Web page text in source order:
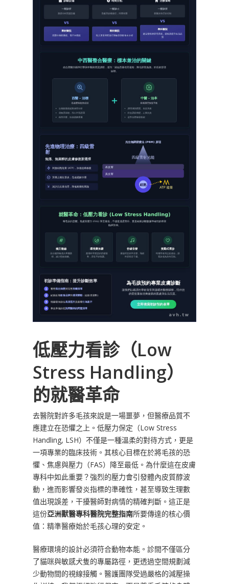
低壓力看診（Low
Stress Handling）
的就醫革命
去醫院對許多毛孩來說是一場噩夢，但醫療品質不
應建立在恐懼之上。低壓力保定（Low Stress
Handling, LSH）不僅是一種溫柔的對待方式，更是
一項專業的臨床技術。其核心目標在於將毛孩的恐
懼、焦慮與壓力（FAS）降至最低。為什麼這在皮膚
專科中如此重要？強烈的壓力會引發體內皮質醇波
動，進而影響發炎指標的準確性，甚至導致生理數
值出現誤差，干擾醫師對病情的精確判斷。這正是
這份亞洲獸醫專科醫院完整指南所要傳達的核心價
值：精準醫療始於毛孩心理的安定。
醫療環境的設計必須符合動物本能。診間不僅區分
了貓咪與敏感犬隻的專屬路徑，更透過空間規劃減
少動物間的視線接觸。醫護團隊受過嚴格的減壓操